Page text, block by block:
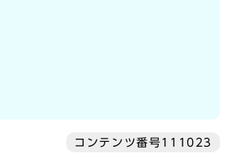
コンテンツ番号111023